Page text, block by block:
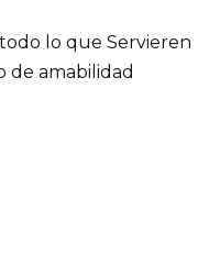
lo que Servieren
de amabilidad